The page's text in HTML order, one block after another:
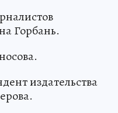
Горбань.
издательства